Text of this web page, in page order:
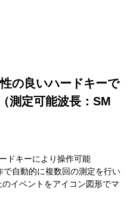
の良いハードキーで
測定可能波長：SM
ドキーにより操作可能
自動的に複数回の測定を行い
イベントをアイコン図形でマ